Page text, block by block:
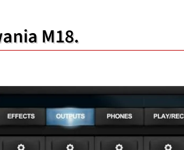
M18.